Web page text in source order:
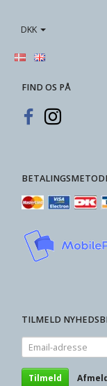
DKK
FIND OS PÅ
TILMELD
Email-
adresse
Tilmeld